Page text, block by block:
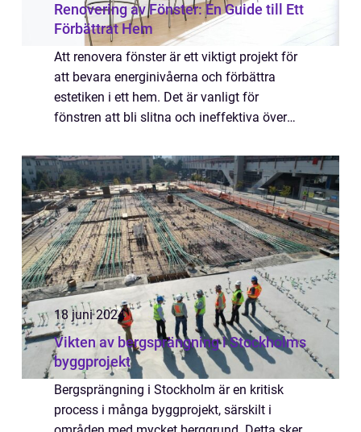
Renovering av Fönster: En Guide till Ett
Förbättrat Hem
Att renovera fönster är ett viktigt projekt för
att bevara energinivåerna och förbättra
estetiken i ett hem. Det är vanligt för
fönstren att bli slitna och ineffektiva över
18 juni 2024
Vikten av bergsprängning i Stockholms
byggprojekt
Bergsprängning i Stockholm är en kritisk
process i många byggprojekt, särskilt i